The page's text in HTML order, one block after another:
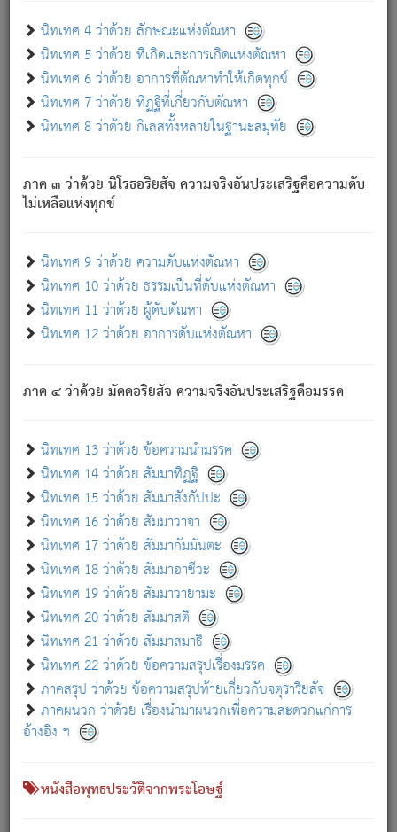
นิทเทศ 4 ว่าด้วย ลักษณะแห่งตัณหา
นิทเทศ 5 ว่าด้วย ที่เกิดและการเกิดแห่งตัณหา
นิทเทศ 6 ว่าด้วย อาการที่ตัณหาทำให้เกิดทุกข์
นิทเทศ 7 ว่าด้วย ทิฏฐิที่เกี่ยวกับตัณหา
นิทเทศ 8 ว่าด้วย กิเลสทั้งหลายในฐานะสมุทัย
ภาค ๓ ว่าด้วย นิโรธอริยสัจ ความจริงอันประเสริฐคือความดับ
ไม่เหลือแห่งทุกข์
นิทเทศ 9 ว่าด้วย ความดับแห่งตัณหา
นิทเทศ 10 ว่าด้วย ธรรมเป็นที่ดับแห่งตัณหา
นิทเทศ 11 ว่าด้วย ผู้ดับตัณหา
นิทเทศ 12 ว่าด้วย อาการดับแห่งตัณหา
ภาค ๔ ว่าด้วย มัคคอริยสัจ ความจริงอันประเสริฐคือมรรค
นิทเทศ 13 ว่าด้วย ข้อความนำมรรค
นิทเทศ 14 ว่าด้วย สัมมาทิฏฐิ
นิทเทศ 15 ว่าด้วย สัมมาสังกัปปะ
นิทเทศ 16 ว่าด้วย สัมมาวาจา
นิทเทศ 17 ว่าด้วย สัมมากัมมันตะ
นิทเทศ 18 ว่าด้วย สัมมาอาชีวะ
นิทเทศ 19 ว่าด้วย สัมมาวายามะ
นิทเทศ 20 ว่าด้วย สัมมาสติ
นิทเทศ 21 ว่าด้วย สัมมาสมาธิ
นิทเทศ 22 ว่าด้วย ข้อความสรุปเรื่องมรรค
ภาคสรุป ว่าด้วย ข้อความสรุปท้ายเกี่ยวกับจตุราริยสัจ
ภาคผนวก ว่าด้วย เรื่องนำมาผนวกเพื่อความสะดวกแก่การ
อ้างอิง ฯ
หนังสือพุทธประวัติจากพระโอษฐ์
อย่างนี้อยู่; เขาย่อมละภวตัณหาได้ และไม่เพลิดเพลินวิภวตัณหา
ด้วย.
ความดับเพราะความสำรอกไม่เหลือ (แห่งภพทั้งหลาย)
เพราะความสิ้นไปแห่งตัณหาโดยประการทั้งปวง นั้นคือ
นิพพาน.
ภพใหม่ย่อมไม่มีแก่ภิกษุนั้น ผู้ดับเย็นสนิทแล้ว เพราะไม่มี
ภิกษุนั้น เป็นผู้ครอบงำมารได้แล้ว ชนะสงครามแล้ว ก้าวล่วง
ภพทั้งหลายทั้งปวงได้แล้ว เป็นผู้คงที่ (คือไม่เปลี่ยนแปลงอีกต่อ
- อุ.ขุ. ๒๕/๑๒๑/๘๔.
(ข้อความนี้ เป็นพระพุทธอุทานที่ทรงเปล่งออก ที่โคนต้นโพธิ์
เป็นที่ตรัสรู้ เมื่อตรัสรู้แล้วได้ 7 วัน)
เกี่ยวกับธรรมโฆษณ์ออนไลน์ (Disclaimer)
แม้ระบบ "ธรรมโฆษณ์ออนไลน์" พยายามปรับปรุงข้อมูลให้ถูกต้องมากที่สุด
ผู้ศึกษาก็พึงตรวจสอบกับตัวเล่มหนังสือต้นฉบับ ที่มีการพิมพ์ครั้งล่าสุด
ก่อนนำข้อมูลไปใช้ในการอ้างอิง"
เกี่ยวกับอัตถจารี|เกี่ยวกับการพัฒนา|แจ้งข้อผิดพลาด / แนะนำ
หนังสือที่เกี่ยวข้อง